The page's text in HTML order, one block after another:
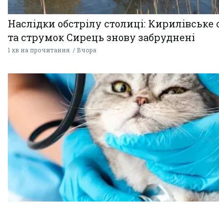
Наслідки обстрілу столиці: Кирилівське
та струмок Сирець знову забруднені
1 хв на прочитання Вчора